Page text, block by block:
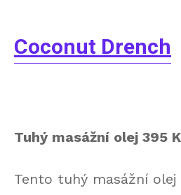
Coconut Drench
Tuhý masážní olej 395
Tento tuhý masážní